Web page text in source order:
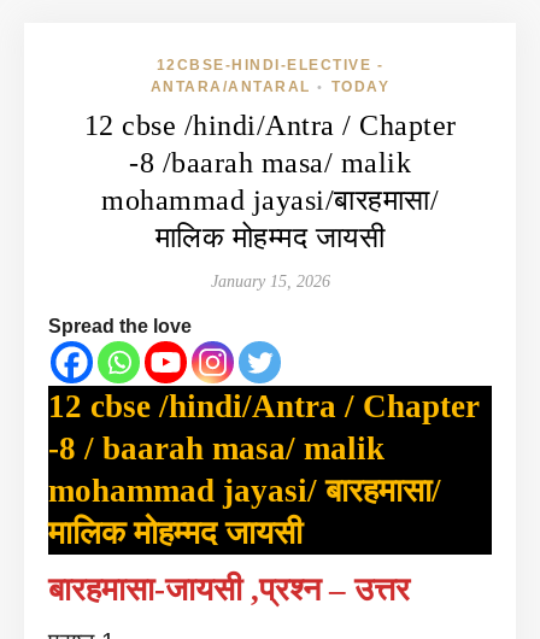
12CBSE-HINDI-ELECTIVE -
ANTARA/ANTARAL • TODAY
12 cbse /hindi/Antra / Chapter
-8 /baarah masa/ malik
mohammad jayasi/बारहमासा/
मालिक मोहम्मद जायसी
January 15, 2026
Spread the love
12 cbse /hindi/Antra / Chapter
-8 / baarah masa/ malik
mohammad jayasi/ बारहमासा/
मालिक मोहम्मद जायसी
बारहमासा-जायसी ,प्रश्न – उत्तर